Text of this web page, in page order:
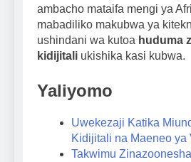
ambacho mataifa mengi ya
mabadiliko makubwa ya
ushindani wa kutoa huduma
kidijitali ukishika kasi kubwa.
Yaliyomo
Uwekezaji Katika
Kidijitali na Maeneo ya
Takwimu